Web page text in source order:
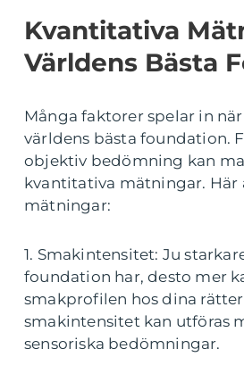
Kvantitativa
Världens Bästa
Många faktorer spelar in
världens bästa foundation.
objektiv bedömning kan
kvantitativa mätningar. Här
mätningar:
1. Smakintensitet: Ju
foundation har, desto mer
smakprofilen hos dina
smakintensitet kan utföras
sensoriska bedömningar.